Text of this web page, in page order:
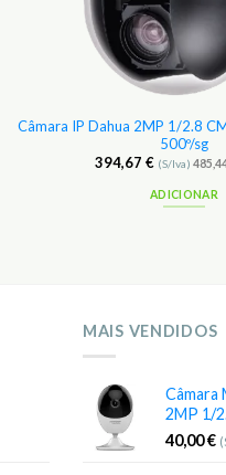
Câmara IP Dahua 2MP 1/2.8
500º/sg
394,67 € (S/Iva)
ADICIONAR
MAIS VENDIDOS
Câmara
2MP 1/
40,00€